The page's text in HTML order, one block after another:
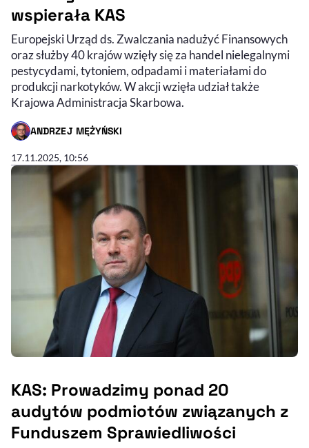
wspierała KAS
Europejski Urząd ds. Zwalczania nadużyć Finansowych
oraz służby 40 krajów wzięły się za handel nielegalnymi
pestycydami, tytoniem, odpadami i materiałami do
produkcji narkotyków. W akcji wzięła udział także
Krajowa Administracja Skarbowa.
ANDRZEJ MĘŻYŃSKI
- AUTOR ARTYKUŁU - PROFIL
17.11.2025, 10:56
KAS: Prowadzimy ponad 20
audytów podmiotów związanych z
Funduszem Sprawiedliwości